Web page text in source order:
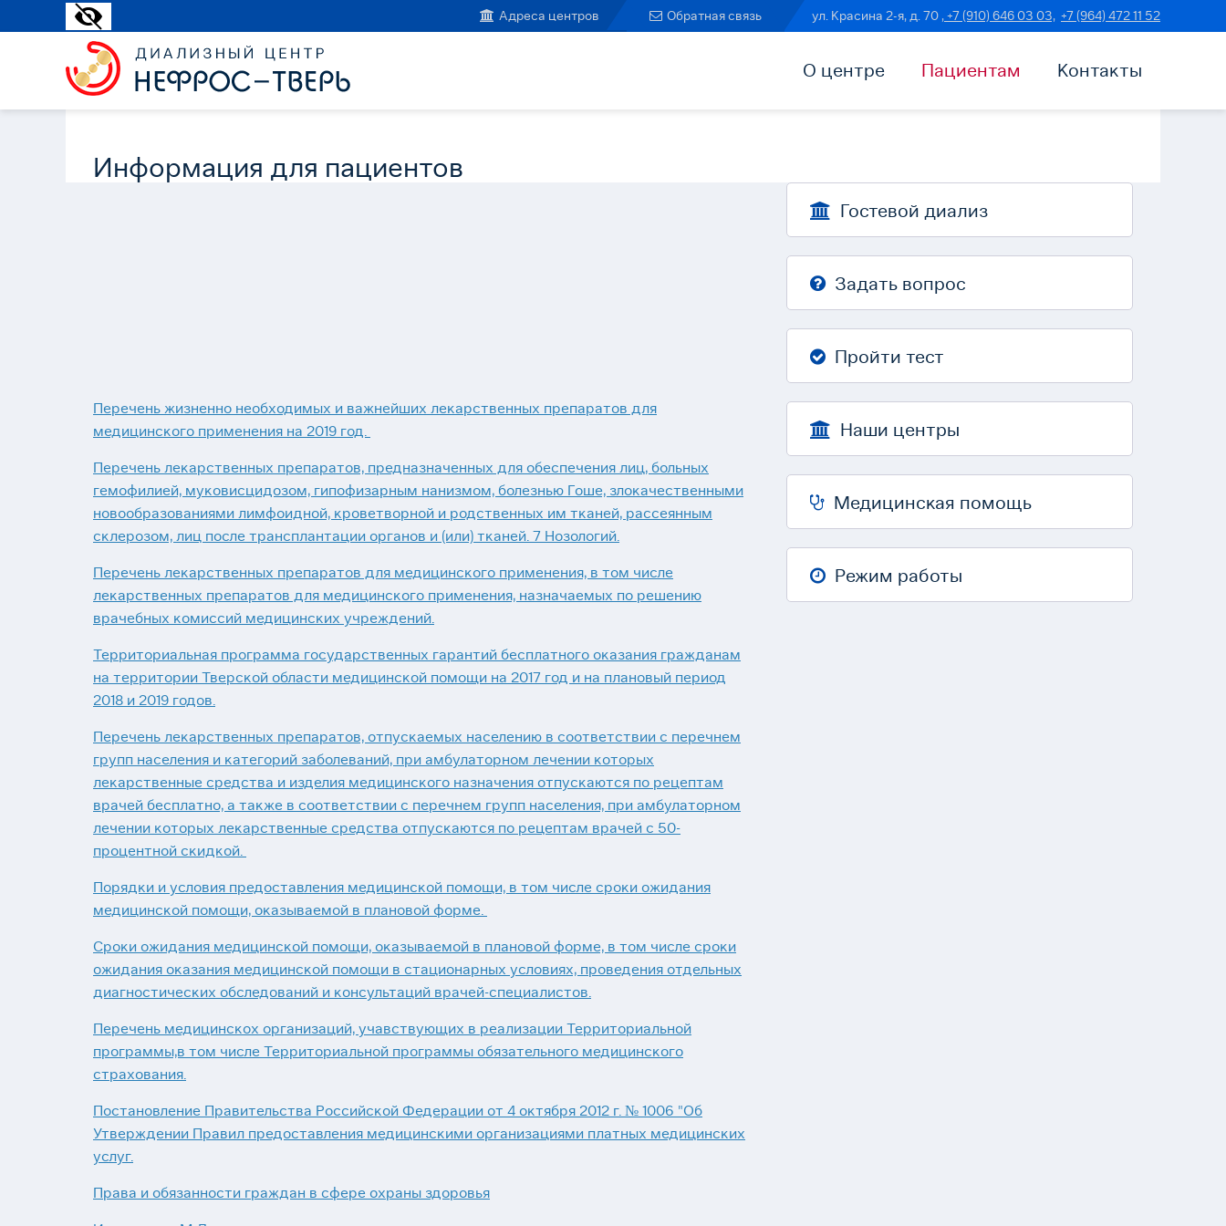
Адреса центров Обратная связь ул. Красина 2-я, д. 70 , +7 (910) 646 03 03, +7 (964) 472 11 52
О центре Пациентам Контакты
Информация для пациентов
Перечень жизненно необходимых и важнейших лекарственных препаратов для
медицинского применения на 2019 год.
Перечень лекарственных препаратов, предназначенных для обеспечения лиц, больных
гемофилией, муковисцидозом, гипофизарным нанизмом, болезнью Гоше, злокачественными
новообразованиями лимфоидной, кроветворной и родственных им тканей, рассеянным
склерозом, лиц после трансплантации органов и (или) тканей. 7 Нозологий.
Перечень лекарственных препаратов для медицинского применения, в том числе
лекарственных препаратов для медицинского применения, назначаемых по решению
врачебных комиссий медицинских учреждений.
Территориальная программа государственных гарантий бесплатного оказания гражданам
на территории Тверской области медицинской помощи на 2017 год и на плановый период
2018 и 2019 годов.
Перечень лекарственных препаратов, отпускаемых населению в соответствии с перечнем
групп населения и категорий заболеваний, при амбулаторном лечении которых
лекарственные средства и изделия медицинского назначения отпускаются по рецептам
врачей бесплатно, а также в соответствии с перечнем групп населения, при амбулаторном
лечении которых лекарственные средства отпускаются по рецептам врачей с 50-
процентной скидкой.
Порядки и условия предоставления медицинской помощи, в том числе сроки ожидания
медицинской помощи, оказываемой в плановой форме.
Сроки ожидания медицинской помощи, оказываемой в плановой форме, в том числе сроки
ожидания оказания медицинской помощи в стационарных условиях, проведения отдельных
диагностических обследований и консультаций врачей-специалистов.
Перечень медицинскох организаций, учавствующих в реализации Территориальной
программы,в том числе Территориальной программы обязательного медицинского
страхования.
Постановление Правительства Российской Федерации от 4 октября 2012 г. № 1006 "Об
Утверждении Правил предоставления медицинскими организациями платных медицинских
услуг.
Права и обязанности граждан в сфере охраны здоровья
Гостевой диализ
Задать вопрос
Пройти тест
Наши центры
Медицинская помощь
Режим работы